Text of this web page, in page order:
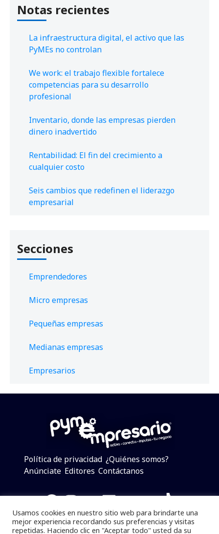
Notas recientes
La infraestructura digital, el activo que las
PyMEs no controlan
We work: el trabajo flexible fortalece
competencias para su desarrollo
profesional
Inventario, donde las empresas pierden
dinero inadvertido
Rentabilidad: El fin del crecimiento a
cualquier costo
Seis cambios que redefinen el liderazgo
empresarial
Secciones
Emprendedores
Micro empresas
Pequeñas empresas
Medianas empresas
Empresarios
Política de privacidad ¿Quiénes somos?
Anúnciate Editores Contáctanos
Facebook
Instagram
Twitter
LinkedIn
Telegram
YouTube
TikTok
Usamos cookies en nuestro sitio web para brindarte una
mejor experiencia recordando sus preferencias y visitas
repetidas. Haciendo clic en "Aceptar todo" usted da su